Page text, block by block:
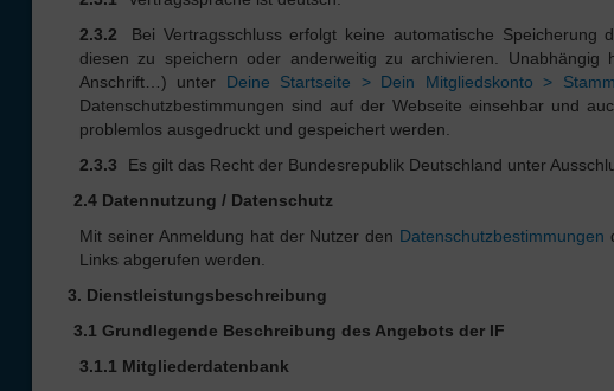
2.3.2
Bei Vertragsschluss erfolgt keine automatische
diesen zu speichern oder anderweitig zu archivieren.
Anschrift…) unter Deine Startseite > Dein Mitgliedskonto >
Datenschutzbestimmungen sind auf der Webseite einsehbar und
problemlos ausgedruckt und gespeichert werden.
2.3.3
Es gilt das Recht der Bundesrepublik Deutschland unter
2.4 Datennutzung / Datenschutz
Mit seiner Anmeldung hat der Nutzer den Datenschutzbestimmungen
Links abgerufen werden.
3. Dienstleistungsbeschreibung
3.1 Grundlegende Beschreibung des Angebots der IF
3.1.1 Mitgliederdatenbank